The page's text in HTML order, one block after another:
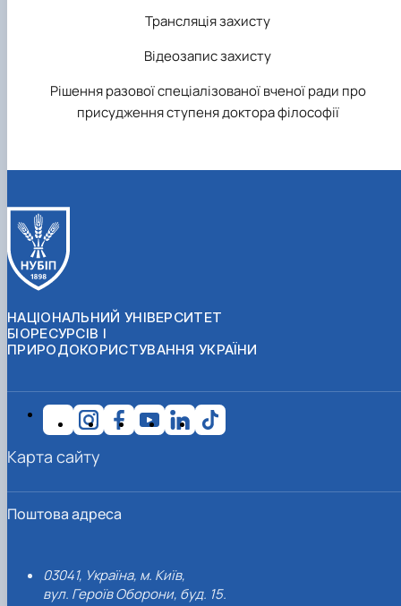
Трансляція захисту
Відеозапис захисту
Рішення разової спеціалізованої вченої ради про
присудження ступеня доктора філософії
НАЦІОНАЛЬНИЙ УНІВЕРСИТЕТ
БІОРЕСУРСІВ І
ПРИРОДОКОРИСТУВАННЯ УКРАЇНИ
Поштова адреса
03041, Україна, м. Київ,
вул. Героїв Оборони, буд. 15.
Карта сайту